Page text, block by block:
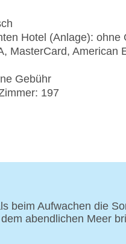
Hotel (Anlage): ohne
MasterCard, American
Gebühr
197
beim Aufwachen die
abendlichen Meer